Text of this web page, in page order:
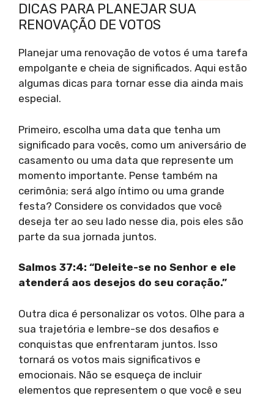
DICAS PARA PLANEJAR SUA
RENOVAÇÃO DE VOTOS
Planejar uma renovação de votos é uma tarefa
empolgante e cheia de significados. Aqui estão
algumas dicas para tornar esse dia ainda mais
especial.
Primeiro, escolha uma data que tenha um
significado para vocês, como um aniversário de
casamento ou uma data que represente um
momento importante. Pense também na
cerimônia; será algo íntimo ou uma grande
festa? Considere os convidados que você
deseja ter ao seu lado nesse dia, pois eles são
parte da sua jornada juntos.
Salmos 37:4: “Deleite-se no Senhor e ele
atenderá aos desejos do seu coração.”
Outra dica é personalizar os votos. Olhe para a
sua trajetória e lembre-se dos desafios e
conquistas que enfrentaram juntos. Isso
tornará os votos mais significativos e
emocionais. Não se esqueça de incluir
elementos que representem o que você e seu